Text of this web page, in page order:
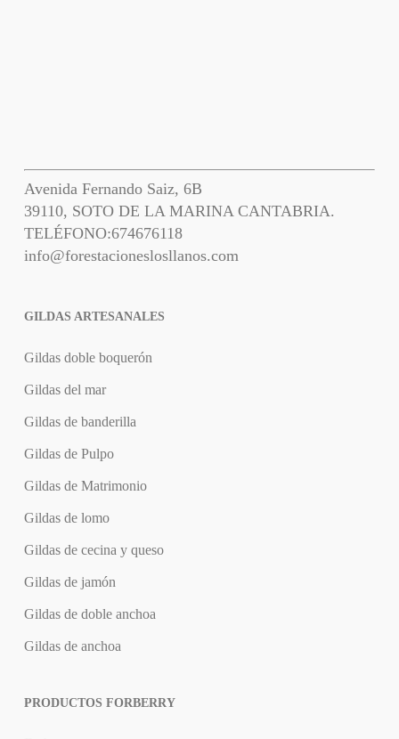
Avenida Fernando Saiz, 6B
39110, SOTO DE LA MARINA CANTABRIA.
TELÉFONO:674676118
info@forestacioneslosllanos.com
GILDAS ARTESANALES
Gildas doble boquerón
Gildas del mar
Gildas de banderilla
Gildas de Pulpo
Gildas de Matrimonio
Gildas de lomo
Gildas de cecina y queso
Gildas de jamón
Gildas de doble anchoa
Gildas de anchoa
PRODUCTOS FORBERRY